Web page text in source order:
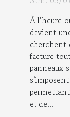
À l’heure
devient
cherchent
facture
panneaux
et de...